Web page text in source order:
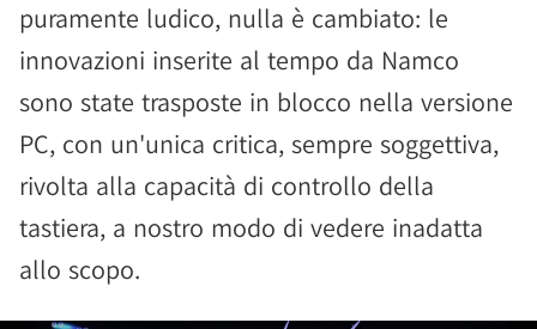
puramente ludico, nulla è cambiato: le
innovazioni inserite al tempo da Namco
sono state trasposte in blocco nella versione
PC, con un'unica critica, sempre soggettiva,
rivolta alla capacità di controllo della
tastiera, a nostro modo di vedere inadatta
allo scopo.